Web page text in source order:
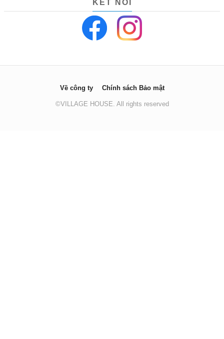
KẾT NỐI
Về công ty Chính sách Bảo mật
©VILLAGE HOUSE. All rights reserved